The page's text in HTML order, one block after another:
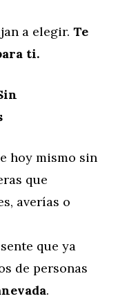
a elegir. Te
ti.
hoy mismo sin
que
averías o
que ya
de personas
.